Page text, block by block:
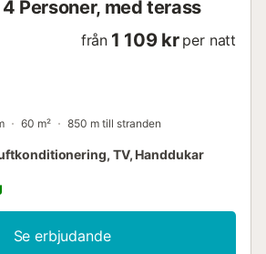
Personer, med terass
från 1 109 kr per natt
60 m² 850 m till stranden
TV, Handdukar
Se erbjudande